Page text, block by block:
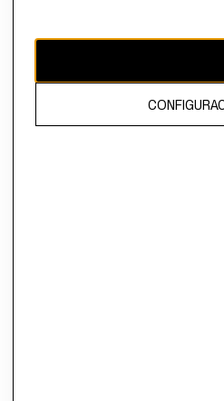
El contenido de esta página web
propiedad de H&M Hennes & Mauritz